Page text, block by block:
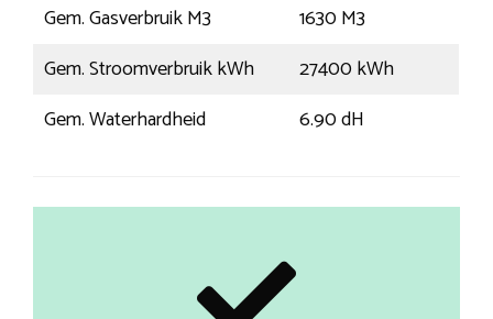
Gem. Gasverbruik M3
1630 M3
Gem. Stroomverbruik kWh
27400 kWh
Gem. Waterhardheid
6.90 dH